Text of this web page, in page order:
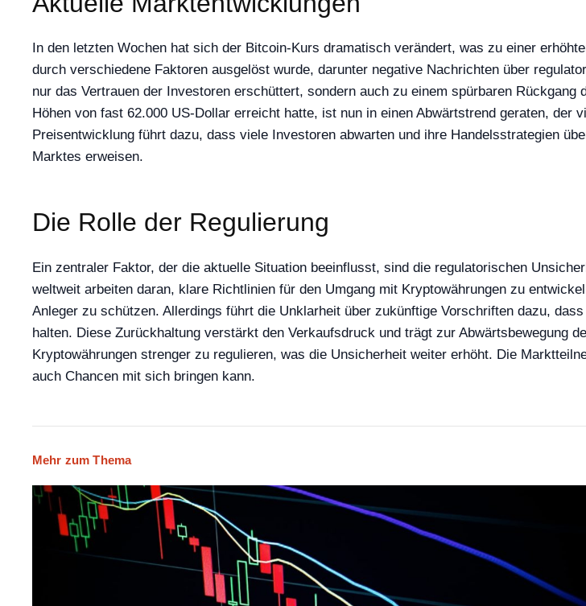
In den letzten Wochen hat sich der Bitcoin-Kurs dramatisch verändert, was zu einer
durch verschiedene Faktoren ausgelöst wurde, darunter negative Nachrichten über
nur das Vertrauen der Investoren erschüttert, sondern auch zu einem spürbaren
Höhen von fast 62.000 US-Dollar erreicht hatte, ist nun in einen Abwärtstrend geraten, der
Preisentwicklung führt dazu, dass viele Investoren abwarten und ihre Handelsstrategien
Marktes erweisen.
Die Rolle der Regulierung
Ein zentraler Faktor, der die aktuelle Situation beeinflusst, sind die regulatorischen
weltweit arbeiten daran, klare Richtlinien für den Umgang mit Kryptowährungen zu
Anleger zu schützen. Allerdings führt die Unklarheit über zukünftige Vorschriften dazu,
halten. Diese Zurückhaltung verstärkt den Verkaufsdruck und trägt zur Abwärtsbewegung
Kryptowährungen strenger zu regulieren, was die Unsicherheit weiter erhöht. Die
auch Chancen mit sich bringen kann.
Mehr zum Thema